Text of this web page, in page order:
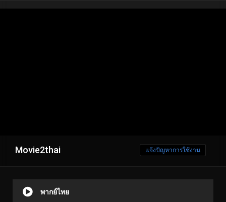
Movie2thai แจ้งปัญหาการใช้งาน
พากย์ไทย